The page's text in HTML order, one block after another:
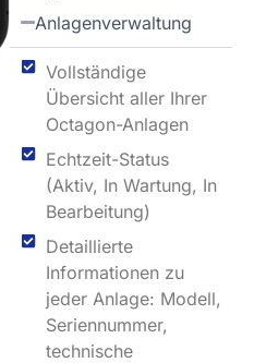
Anlagenverwaltung
Vollständige
Übersicht aller Ihrer
Octagon-Anlagen
Echtzeit-Status
(Aktiv, In Wartung, In
Bearbeitung)
Detaillierte
Informationen zu
jeder Anlage: Modell,
Seriennummer,
technische